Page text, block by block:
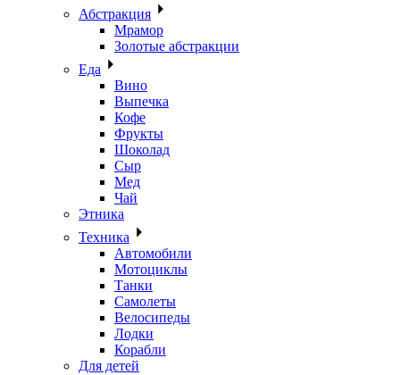
Абстракция
Мрамор
Золотые абстракции
Еда
Вино
Выпечка
Кофе
Фрукты
Шоколад
Сыр
Мед
Чай
Этника
Техника
Автомобили
Мотоциклы
Танки
Самолеты
Велосипеды
Лодки
Корабли
Для детей